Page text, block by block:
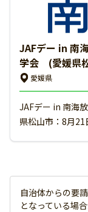
JAFデー in 南
学会 (愛媛県松
愛媛県
JAFデー in 南海
県松山市：8月21
自治体からの要
となっている場合